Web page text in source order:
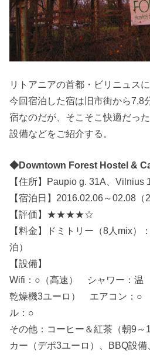
リトアニアの首都・ビリニュスに
今回宿泊した宿は旧市街から7,8
宿なのだが、そこそこ快適だった
設備などをご紹介する。
◆Downtown Forest Hostel &
【住所】Paupio g. 31A、Vilnius
【宿泊日】2016.02.06～02.08（2
【評価】★★★★☆
【料金】ドミトリー（8人mix）
泊）
【設備】
Wifi：○（高速） シャワー：温
乾燥機3ユーロ） エアコン：
ル：○
その他：コーヒー＆紅茶（朝9～
カー（デポ3ユーロ）、BBQ設